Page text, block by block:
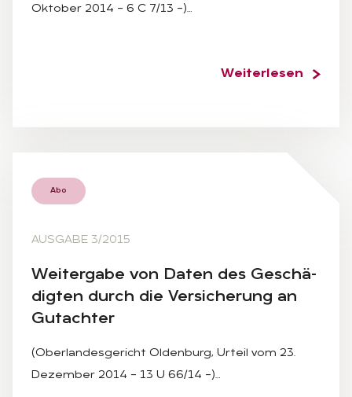
Oktober 2014 – 6 C 7/13 –)…
Weiterlesen
Abo
AUSGABE 3/2015
Wei­ter­ga­be von Da­ten des Ge­schä­
dig­ten durch die Ver­si­che­rung an
Gut­ach­ter
(Oberlandesgericht Oldenburg, Urteil vom 23.
Dezember 2014 – 13 U 66/14 –)…